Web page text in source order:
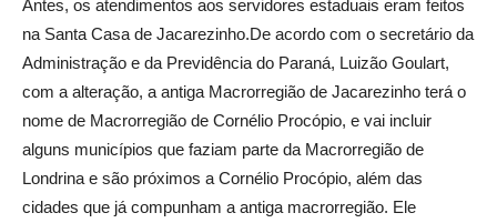
Antes, os atendimentos aos servidores estaduais eram feitos
na Santa Casa de Jacarezinho.De acordo com o secretário da
Administração e da Previdência do Paraná, Luizão Goulart,
com a alteração, a antiga Macrorregião de Jacarezinho terá o
nome de Macrorregião de Cornélio Procópio, e vai incluir
alguns municípios que faziam parte da Macrorregião de
Londrina e são próximos a Cornélio Procópio, além das
cidades que já compunham a antiga macrorregião. Ele